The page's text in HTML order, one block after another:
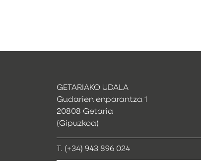
GETARIAKO UDALA
Gudarien enparantza 1
20808 Getaria
(Gipuzkoa)
T. (+34) 943 896 024